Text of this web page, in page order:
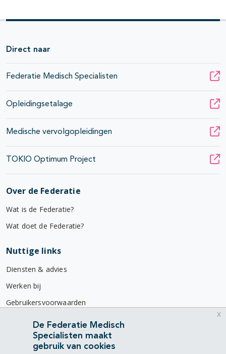
Direct naar
Federatie Medisch Specialisten
Opleidingsetalage
Medische vervolgopleidingen
TOKIO Optimum Project
Over de Federatie
Wat is de Federatie?
Wat doet de Federatie?
Nuttige links
Diensten & advies
Werken bij
Gebruikersvoorwaarden
Privacyverklaring
Contact
De Federatie Medisch
Specialisten maakt
gebruik van cookies
x